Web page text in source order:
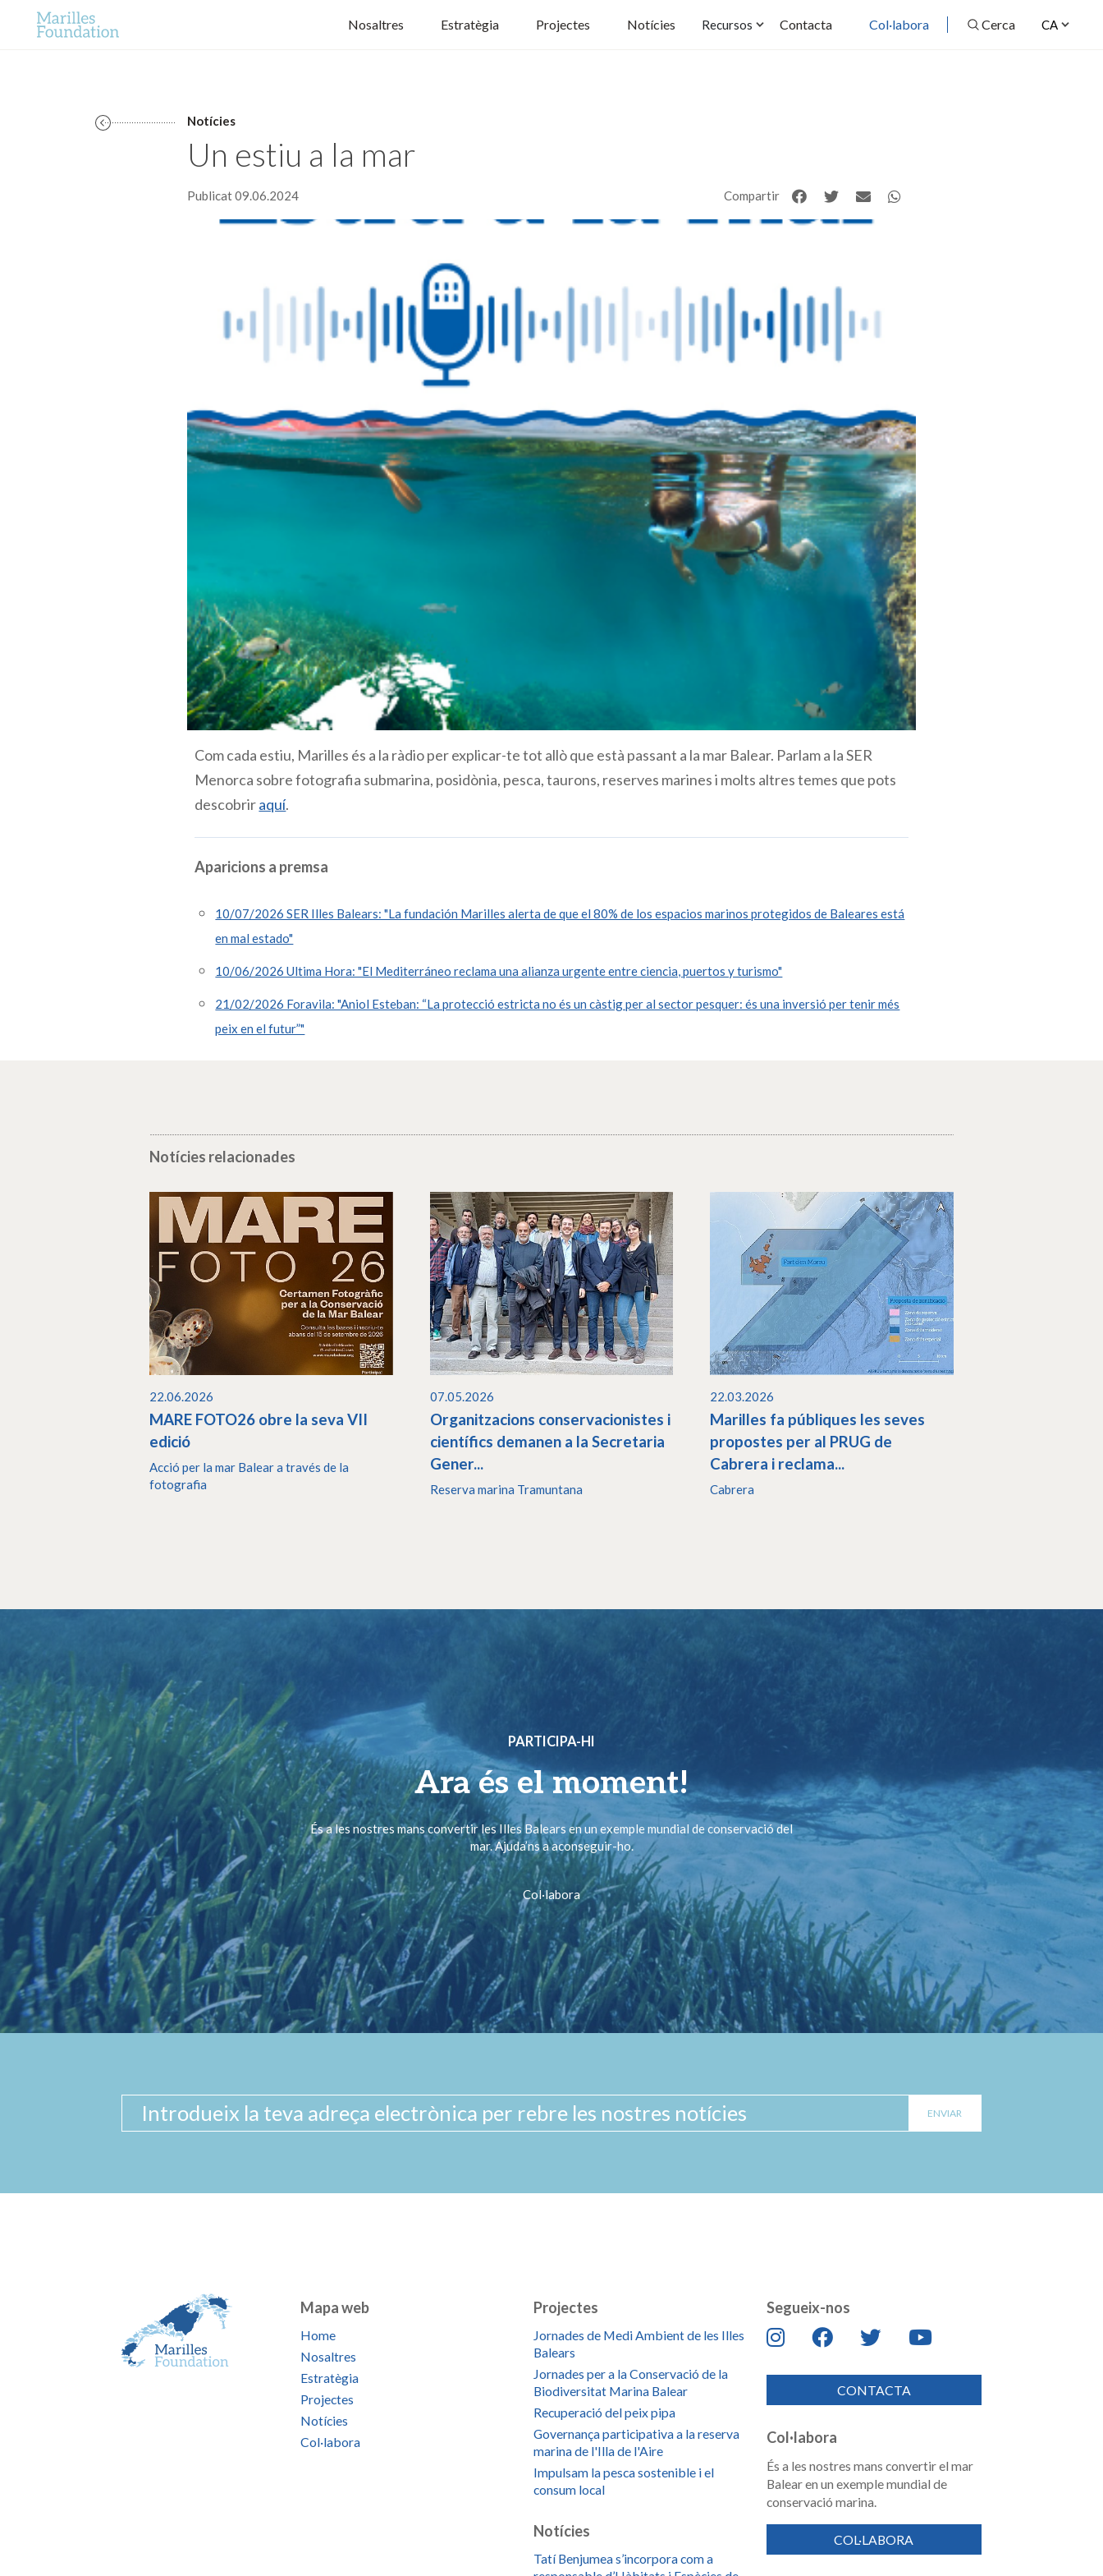
CA
Nosaltres Estratègia Projectes Notícies Recursos Contacta Col·labora Cerca
Notícies
Un estiu a la mar
Publicat 09.06.2024 Compartir
Com cada estiu, Marilles és a la ràdio per explicar-te tot allò que està passant a la mar Balear. Parlam a la SER
Menorca sobre fotografia submarina, posidònia, pesca, taurons, reserves marines i molts altres temes que pots
descobriraquí.
Aparicions a premsa
10/07/2026 SER Illes Balears: "La fundación Marilles alerta de que el 80% de los espacios marinos protegidos de Baleares está
en mal estado"
10/06/2026 Ultima Hora: "El Mediterráneo reclama una alianza urgente entre ciencia, puertos y turismo"
21/02/2026 Foravila: "Aniol Esteban: “La protecció estricta no és un càstig per al sector pesquer: és una inversió per tenir més
peix en el futur”"
Notícies relacionades
22.06.2026
MARE FOTO26 obre la seva VII
edició
Acció per la mar Balear a través de la
fotografia
07.05.2026
Organitzacions conservacionistes i
científics demanen a la Secretaria
Gener...
Reserva marina Tramuntana
22.03.2026
Marilles fa públiques les seves
propostes per al PRUG de
Cabrera i reclama...
Cabrera
PARTICIPA-HI
Ara és el moment!
És a les nostres mans convertir les Illes Balears en un exemple mundial de conservació del
mar. Ajuda’ns a aconseguir-ho.
Col·labora
Mapa web
Home
Nosaltres
Estratègia
Projectes
Notícies
Col·labora
Projectes
Jornades de Medi Ambient de les Illes
Balears
Jornades per a la Conservació de la
Biodiversitat Marina Balear
Recuperació del peix pipa
Governança participativa a la reserva
marina de l'Illa de l'Aire
Impulsam la pesca sostenible i el
consum local
Notícies
Tatí Benjumea s’incorpora com a
Segueix-nos
CONTACTA
Col·labora
És a les nostres mans convertir el mar
Balear en un exemple mundial de
conservació marina.
COL·LABORA